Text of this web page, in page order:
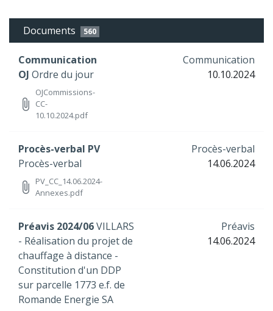
Documents 560
Communication
OJ Ordre du jour
attach_file
OJCommissions-
CC-
10.10.2024.pdf
Communication
10.10.2024
Procès-verbal PV
Procès-verbal
attach_file
PV_CC_14.06.2024-
Annexes.pdf
Procès-verbal
14.06.2024
Préavis 2024/06VILLARS
- Réalisation du projet de
chauffage à distance -
Constitution d'un DDP
sur parcelle 1773 e.f. de
Romande Energie SA
Préavis
14.06.2024